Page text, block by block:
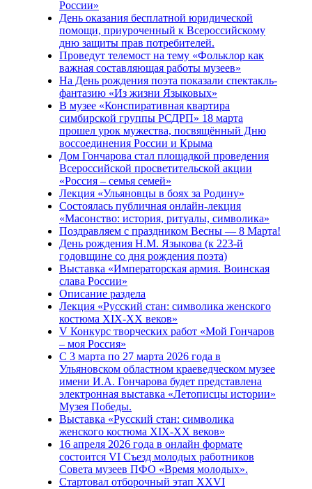
России»
День оказания бесплатной юридической
помощи, приуроченный к Всероссийскому
дню защиты прав потребителей.
Проведут телемост на тему «Фольклор как
важная составляющая работы музеев»
На День рождения поэта показали спектакль-
фантазию «Из жизни Языковых»
В музее «Конспиративная квартира
симбирской группы РСДРП» 18 марта
прошел урок мужества, посвящённый Дню
воссоединения России и Крыма
Дом Гончарова стал площадкой проведения
Всероссийской просветительской акции
«Россия – семья семей»
Лекция «Ульяновцы в боях за Родину»
Состоялась публичная онлайн-лекция
«Масонство: история, ритуалы, символика»
Поздравляем с праздником Весны — 8 Марта!
День рождения Н.М. Языкова (к 223-й
годовщине со дня рождения поэта)
Выставка «Императорская армия. Воинская
слава России»
Описание раздела
Лекция «Русский стан: символика женского
костюма XIX-XX веков»
V Конкурс творческих работ «Мой Гончаров
– моя Россия»
С 3 марта по 27 марта 2026 года в
Ульяновском областном краеведческом музее
имени И.А. Гончарова будет представлена
электронная выставка «Летописцы истории»
Музея Победы.
Выставка «Русский стан: символика
женского костюма XIX-XX веков»
16 апреля 2026 года в онлайн формате
состоится VI Съезд молодых работников
Совета музеев ПФО «Время молодых».
Стартовал отборочный этап XXVI